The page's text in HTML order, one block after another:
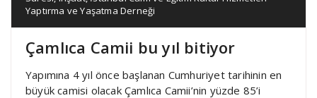
Yaptırma ve Yaşatma Derneği
Çamlıca Camii bu yıl bitiyor
Yapımına 4 yıl önce başlanan Cumhuriyet tarihinin en
büyük camisi olacak Çamlıca Camii’nin yüzde 85’i